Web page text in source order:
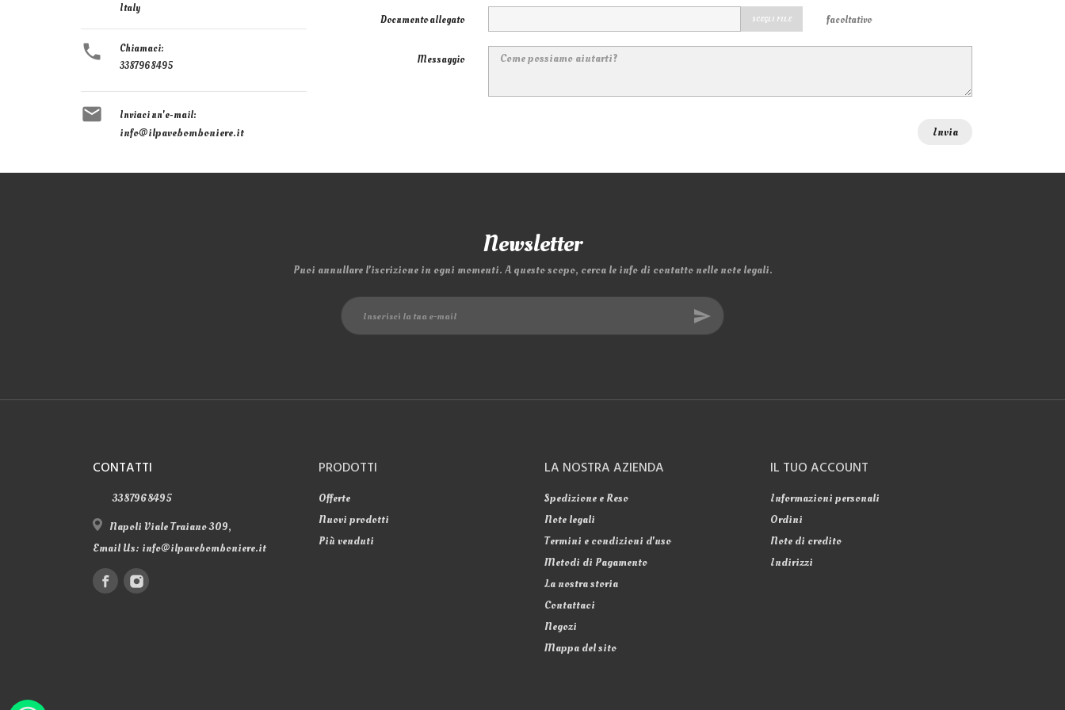
Italy

Chiamaci:
3387968495
 Inviaci un'e-mail:
info@ilpavebomboniere.it
Documento allegato SCEGLI FILE facoltativo
Messaggio
Newsletter
Puoi annullare l'iscrizione in ogni momenti. A questo scopo, cerca le info di contatto nelle note legali.
CONTATTI
3387968495
Napoli Viale Traiano 309,
Email Us: info@ilpavebomboniere.it
PRODOTTI
Offerte
Nuovi prodotti
Più venduti
LA NOSTRA AZIENDA
Spedizione e Reso
Note legali
Termini e condizioni d'uso
Metodi di Pagamento
La nostra storia
Contattaci
Negozi
Mappa del sito
IL TUO ACCOUNT
Informazioni personali
Ordini
Note di credito
Indirizzi